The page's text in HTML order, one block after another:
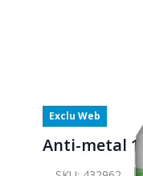
Exclu Web
Anti-metal 1L